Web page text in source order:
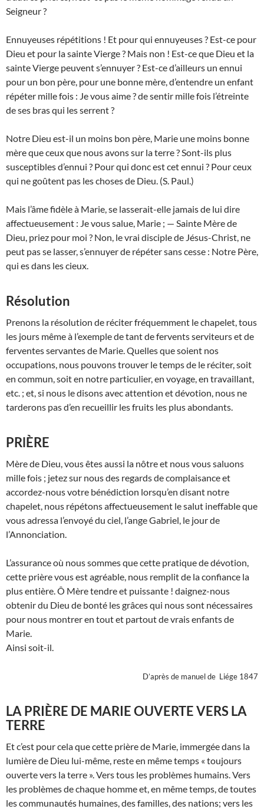
Seigneur ?
Ennuyeuses répétitions ! Et pour qui ennuyeuses ? Est-ce pour
Dieu et pour la sainte Vierge ? Mais non ! Est-ce que Dieu et la
sainte Vierge peuvent s’ennuyer ? Est-ce d’ailleurs un ennui
pour un bon père, pour une bonne mère, d’entendre un enfant
répéter mille fois : Je vous aime ? de sentir mille fois l’étreinte
de ses bras qui les serrent ?
Notre Dieu est-il un moins bon père, Marie une moins bonne
mère que ceux que nous avons sur la terre ? Sont-ils plus
susceptibles d’ennui ? Pour qui donc est cet ennui ? Pour ceux
qui ne goûtent pas les choses de Dieu. (S. Paul.)
Mais l’âme fidèle à Marie, se lasserait-elle jamais de lui dire
affectueusement : Je vous salue, Marie ; — Sainte Mère de
Dieu, priez pour moi ? Non, le vrai disciple de Jésus-Christ, ne
peut pas se lasser, s’ennuyer de répéter sans cesse : Notre Père,
qui es dans les cieux.
Résolution
Prenons la résolution de réciter fréquemment le chapelet, tous
les jours même à l’exemple de tant de fervents serviteurs et de
ferventes servantes de Marie. Quelles que soient nos
occupations, nous pouvons trouver le temps de le réciter, soit
en commun, soit en notre particulier, en voyage, en travaillant,
etc. ; et, si nous le disons avec attention et dévotion, nous ne
tarderons pas d’en recueillir les fruits les plus abondants.
PRlÈRE
Mère de Dieu, vous êtes aussi la nôtre et nous vous saluons
mille fois ; jetez sur nous des regards de complaisance et
accordez-nous votre bénédiction lorsqu’en disant notre
chapelet, nous répétons affectueusement le salut ineffable que
vous adressa l’envoyé du ciel, l’ange Gabriel, le jour de
l’Annonciation.
L’assurance où nous sommes que cette pratique de dévotion,
cette prière vous est agréable, nous remplit de la confiance la
plus entière. Ô Mère tendre et puissante ! daignez-nous
obtenir du Dieu de bonté les grâces qui nous sont nécessaires
pour nous montrer en tout et partout de vrais enfants de
Marie.
Ainsi soit-il.
D’après de manuel de Liége 1847
LA PRIÈRE DE MARIE OUVERTE VERS LA
TERRE
Et c’est pour cela que cette prière de Marie, immer­gée dans la
lumière de Dieu lui-même, reste en même temps « toujours
ouverte vers la terre ». Vers tous les problèmes humains. Vers
les problèmes de chaque homme et, en même temps, de toutes
les communautés humaines, des familles, des nations; vers les